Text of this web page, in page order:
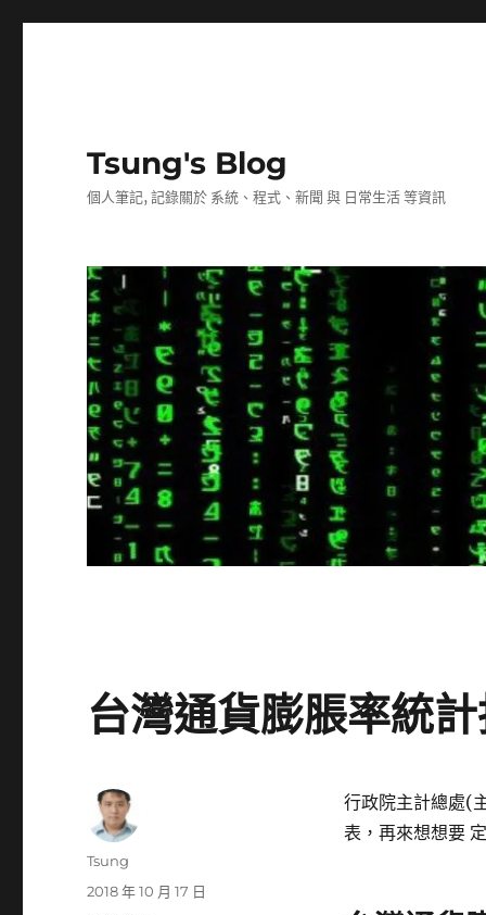
Tsung's Blog
個人筆記, 記錄關於 系統、程式、新聞 與 日常生活 等資訊
台灣通貨膨脹率統
行政院主計總處(
表，再來想想要
作
Tsung
發
2018 年 10 月 17 日